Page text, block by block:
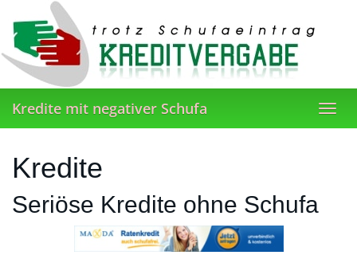
main
content
Kredite mit negativer Schufa
Kredite
Seriöse Kredite ohne Schufa